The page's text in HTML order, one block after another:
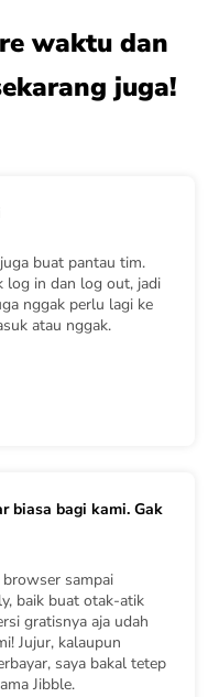
waktu dan
juga!
buat pantau tim.
log in dan log out, jadi
nggak perlu lagi ke
atau nggak.
biasa bagi kami. Gak
sampai
baik buat otak-atik
gratisnya aja udah
Jujur, kalaupun
saya bakal tetep
Jibble.